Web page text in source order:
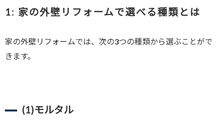
1: 家の外壁リフォームで選べる種類とは
家の外壁リフォームでは、次の3つの種類から選ぶことがで
きます。
(1)モルタル